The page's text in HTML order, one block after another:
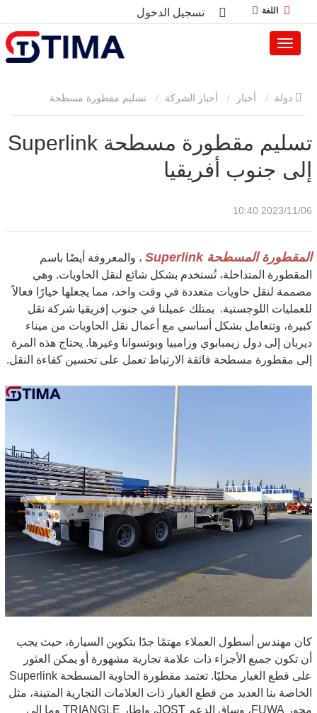
اللغة تسجيل الدخول
أخبار أخبار الشركة تسليم مقطورة مسطحة
Superlink إلى جنوب أفريقيا
تسليم مقطورة مسطحة Superlink
إلى جنوب أفريقيا
2023/11/06 10:40
المقطورة المسطحة Superlink
، والمعروفة أيضًا باسم
المقطورة المتداخلة، تُستخدم بشكل شائع لنقل الحاويات. وهي
مصممة لنقل حاويات متعددة في وقت واحد، مما يجعلها خيارًا فعالاً
للعمليات اللوجستية. يمتلك عميلنا في جنوب إفريقيا شركة نقل
كبيرة، وتتعامل بشكل أساسي مع أعمال نقل الحاويات من ميناء
ديربان إلى دول زيمبابوي وزامبيا وبوتسوانا وغيرها. يحتاج هذه المرة
إلى مقطورة مسطحة فائقة الارتباط تعمل على تحسين كفاءة النقل.
كان مهندس أسطول العملاء مهتمًا جدًا بتكوين السيارة، حيث يجب
أن تكون جميع الأجزاء ذات علامة تجارية مشهورة أو يمكن العثور
على قطع الغيار محليًا. تعتمد مقطورة الحاوية المسطحة Superlink
الخاصة بنا العديد من قطع الغيار ذات العلامات التجارية المتينة، مثل
محور FUWA، وساق الدعم JOST، وإطار TRIANGLE وما إلى